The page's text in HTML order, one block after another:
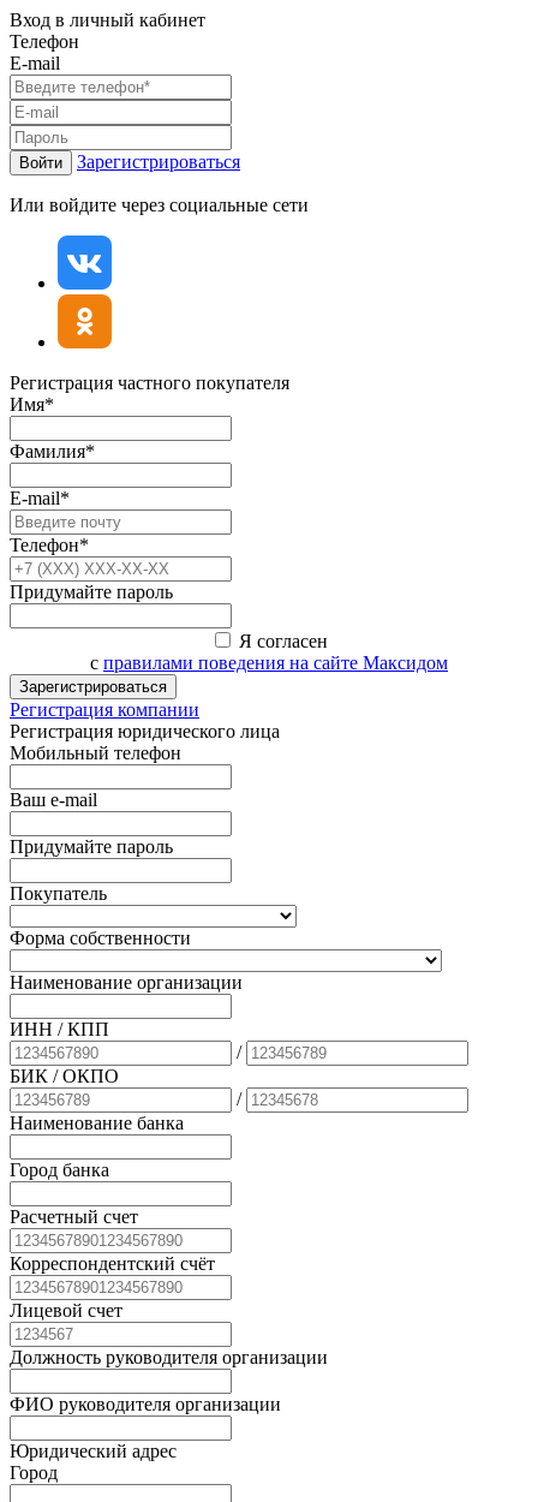
Вход в личный кабинет
Телефон
E-mail
Войти Зарегистрироваться
Или войдите через социальные сети
Регистрация частного покупателя
Имя*
Фамилия*
E-mail*
Телефон*
Придумайте пароль
Я согласен
с правилами поведения на сайте Максидом
Зарегистрироваться
Регистрация компании
Регистрация юридического лица
Мобильный телефон
Ваш e-mail
Придумайте пароль
Покупатель
Форма собственности
Наименование организации
ИНН / КПП
/
БИК / ОКПО
/
Наименование банка
Город банка
Расчетный счет
Корреспондентский счёт
Лицевой счет
Должность руководителя организации
ФИО руководителя организации
Юридический адрес
Город